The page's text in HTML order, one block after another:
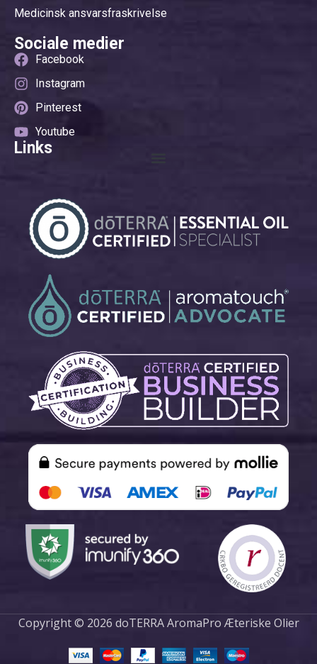
Medicinsk ansvarsfraskrivelse
Sociale medier
Facebook
Instagram
Pinterest
Youtube
Links
Copyright © 2026 doTERRA AromaPro Æteriske Olier